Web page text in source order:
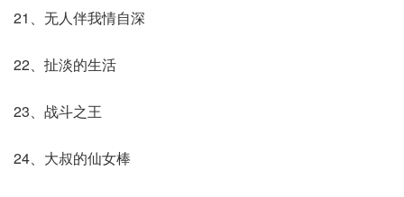
21、无人伴我情自深
22、扯淡的生活
23、战斗之王
24、大叔的仙女棒